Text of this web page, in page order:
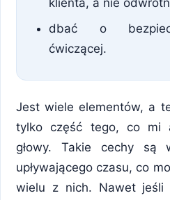
klienta, a nie
dbać o
ćwiczącej.
Jest wiele elementów, a
tylko część tego, co mi
głowy. Takie cechy są
upływającego czasu, co
wielu z nich. Nawet jeśli